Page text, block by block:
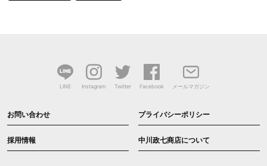
LINE Instagram Twitter Facebook メールマガジン
お問い合わせ プライバシーポリシー
採用情報 中川政七商店について